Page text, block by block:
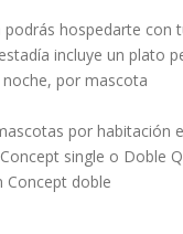
podrás hospedarte
incluye un plato
por mascota
por habitación
single o Doble
Concept doble